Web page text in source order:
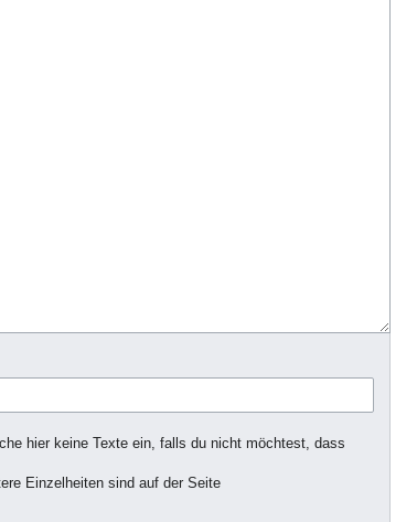
hier keine Texte ein, falls du nicht möchtest, dass
Einzelheiten sind auf der Seite